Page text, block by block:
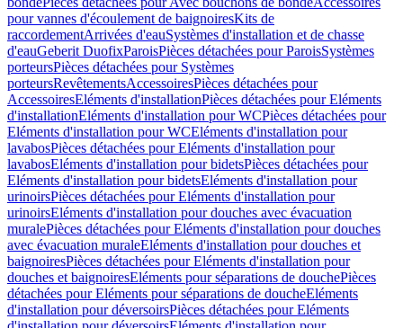
pour vannes d'écoulement de baignoiresKits de
raccordementArrivées d'eauSystèmes d'installation et de chasse
d'eauGeberit DuofixParoisPièces détachées pour ParoisSystèmes
porteursPièces détachées pour Systèmes
porteursRevêtementsAccessoiresPièces détachées pour
AccessoiresEléments d'installationPièces détachées pour Eléments
d'installationEléments d'installation pour WCPièces détachées pour
Eléments d'installation pour WCEléments d'installation pour
lavabosPièces détachées pour Eléments d'installation pour
lavabosEléments d'installation pour bidetsPièces détachées pour
Eléments d'installation pour bidetsEléments d'installation pour
urinoirsPièces détachées pour Eléments d'installation pour
urinoirsEléments d'installation pour douches avec évacuation
muralePièces détachées pour Eléments d'installation pour douches
avec évacuation muraleEléments d'installation pour douches et
baignoiresPièces détachées pour Eléments d'installation pour
douches et baignoiresEléments pour séparations de douchePièces
détachées pour Eléments pour séparations de doucheEléments
d'installation pour déversoirsPièces détachées pour Eléments